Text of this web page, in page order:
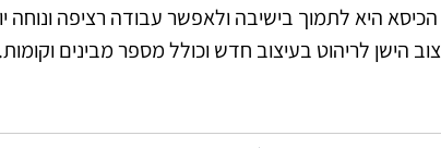
היא לתמוך בישיבה ולאפשר עבודה רציפה ונוחה
לריהוט בעיצוב חדש וכולל מספר מבינים וקומות.